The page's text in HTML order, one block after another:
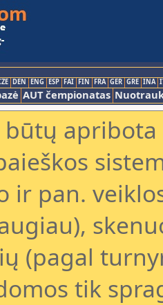
DEN ENG ESP FAI FIN FRA GER GRE INA
AUT čempionatas
būtų
ir pan.
(pagal
tik